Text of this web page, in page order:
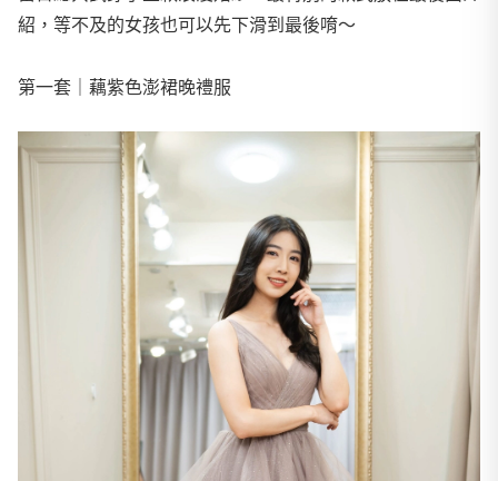
紹，等不及的女孩也可以先下滑到最後唷～
第一套｜藕紫色澎裙晚禮服